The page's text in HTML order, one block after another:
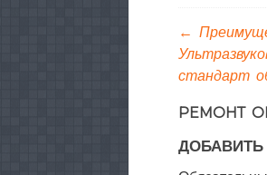
←
стандарт
РЕМОНТ